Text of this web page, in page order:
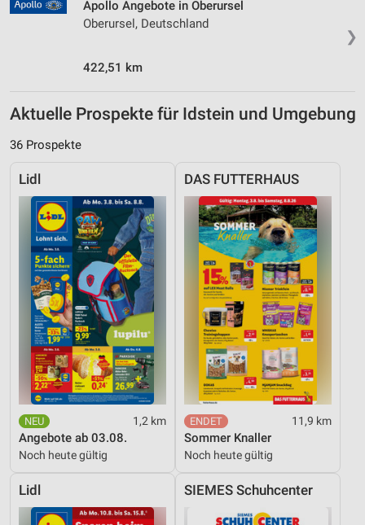
❯
Apollo Angebote in Oberursel
Oberursel, Deutschland
422,51 km
Aktuelle Prospekte für Idstein und Umgebung
36 Prospekte
Lidl
1,2 km
Angebote ab 03.08.
Noch heute gültig
DAS FUTTERHAUS
11,9 km
Sommer Knaller
Noch heute gültig
Lidl SIEMES Schuhcenter